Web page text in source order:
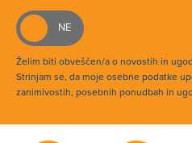
Želim biti obveščen/a o novostih in
Strinjam se, da moje osebne podatke
zanimivostih, posebnih ponudbah in